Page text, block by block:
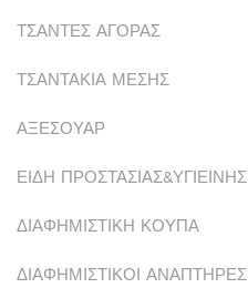
ΤΣΑΝΤΕΣ ΑΓΟΡΑΣ
ΤΣΑΝΤΑΚΙΑ ΜΕΣΗΣ
ΑΞΕΣΟΥΑΡ
ΕΙΔΗ ΠΡΟΣΤΑΣΙΑΣ&ΥΓΙΕΙΝΗΣ
ΔΙΑΦΗΜΙΣΤΙΚΗ ΚΟΥΠΑ
ΔΙΑΦΗΜΙΣΤΙΚΟΙ ΑΝΑΠΤΗΡΕΣ